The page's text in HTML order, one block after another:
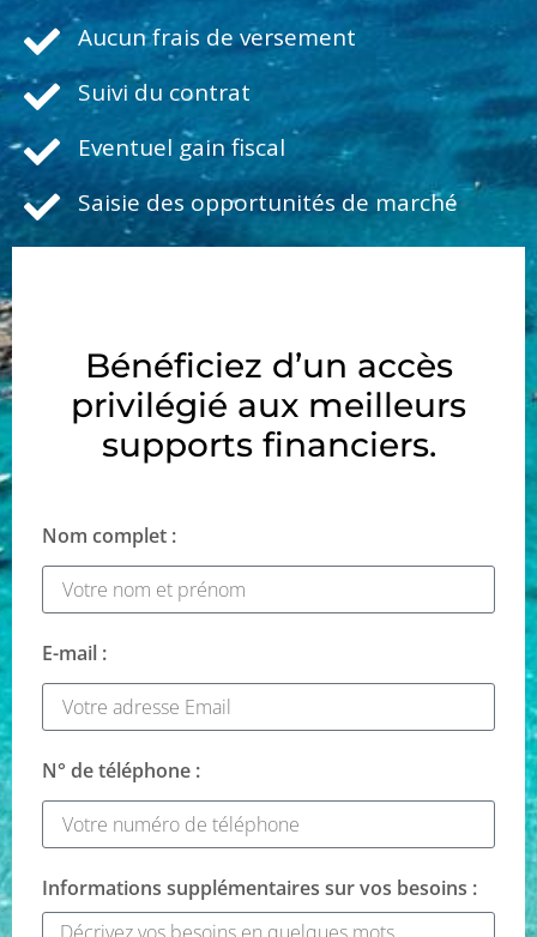
Aucun frais de versement
Suivi du contrat
Eventuel gain fiscal
Saisie des opportunités de marché
Bénéficiez d’un accès
privilégié aux meilleurs
supports financiers.
Nom complet :
E-mail :
N° de téléphone :
Informations supplémentaires sur vos besoins :